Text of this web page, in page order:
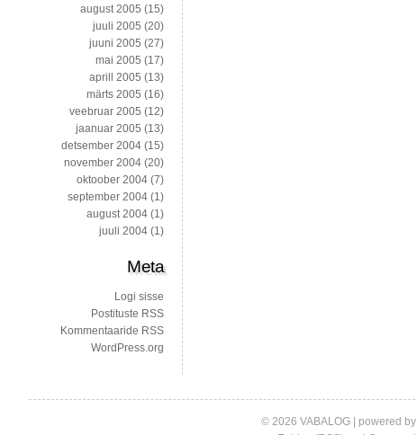
august 2005 (15)
juuli 2005 (20)
juuni 2005 (27)
mai 2005 (17)
aprill 2005 (13)
märts 2005 (16)
veebruar 2005 (12)
jaanuar 2005 (13)
detsember 2004 (15)
november 2004 (20)
oktoober 2004 (7)
september 2004 (1)
august 2004 (1)
juuli 2004 (1)
Meta
Logi sisse
Postituste RSS
Kommentaaride RSS
WordPress.org
© 2026 VABALOG | powered by